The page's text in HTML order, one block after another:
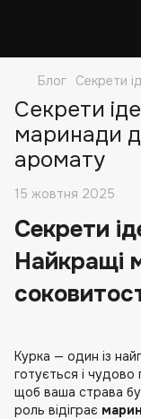
Блог Секрети
Секрети
маринади
аромату
15 жовтня 2025
Секрети
Найкращі
Курка — один із
готується і чудово
щоб ваша страва
роль відіграє